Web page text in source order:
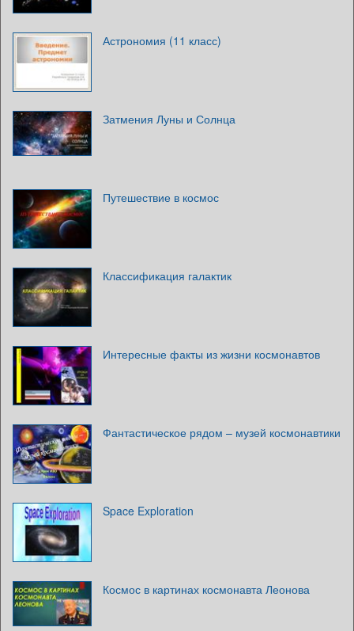
Астрономия (11 класс)
Затмения Луны и Солнца
Путешествие в космос
Классификация галактик
Интересные факты из жизни космонавтов
Фантастическое рядом – музей космонавтики
Space Exploration
Космос в картинах космонавта Леонова